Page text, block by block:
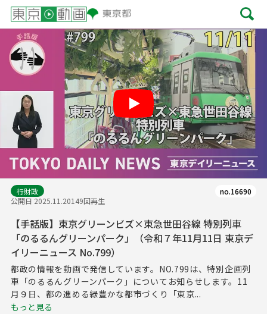
Play
行財政
公開日 2025.11.20149回再生
no.16690
【手話版】東京グリーンビズ×東急世田谷線 特別列車
「のるるんグリーンパーク」（令和７年11月11日 東京デ
イリーニュース No.799）
都政の情報を動画で発信しています。NO.799は、特別企画列
車「のるるんグリーンパーク」についてお知らせします。11
月９日、都の進める緑豊かな都市づくり「東京...
もっと見る